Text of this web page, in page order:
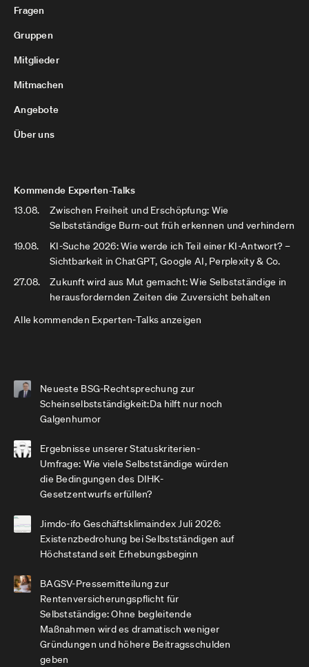
Fragen
Gruppen
Mitglieder
Mitmachen
Angebote
Über uns
Kommende Experten-Talks
13.08.
Zwischen Freiheit und Erschöpfung: Wie
Selbstständige Burn-out früh erkennen und verhindern
19.08.
KI-Suche 2026: Wie werde ich Teil einer KI-Antwort? –
Sichtbarkeit in ChatGPT, Google AI, Perplexity & Co.
27.08.
Zukunft wird aus Mut gemacht: Wie Selbstständige in
herausfordernden Zeiten die Zuversicht behalten
Alle kommenden Experten-Talks anzeigen
Neueste BSG-Rechtsprechung zur
Scheinselbstständigkeit:Da hilft nur noch
Galgenhumor
Ergebnisse unserer Statuskriterien-
Umfrage: Wie viele Selbstständige würden
die Bedingungen des DIHK-
Gesetzentwurfs erfüllen?
Jimdo-ifo Geschäftsklimaindex Juli 2026:
Existenzbedrohung bei Selbstständigen auf
Höchststand seit Erhebungsbeginn
BAGSV-Pressemitteilung zur
Rentenversicherungspflicht für
Selbstständige: Ohne begleitende
Maßnahmen wird es dramatisch weniger
Gründungen und höhere Beitragsschulden
geben